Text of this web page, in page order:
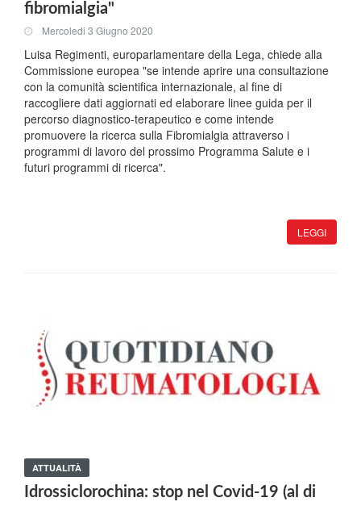
fibromialgia"
Mercoledi 3 Giugno 2020
Luisa Regimenti, europarlamentare della Lega, chiede alla
Commissione europea "se intende aprire una consultazione
con la comunità scientifica internazionale, al fine di
raccogliere dati aggiornati ed elaborare linee guida per il
percorso diagnostico-terapeutico e come intende
promuovere la ricerca sulla Fibromialgia attraverso i
programmi di lavoro del prossimo Programma Salute e i
futuri programmi di ricerca".
LEGGI
ATTUALITÀ
Idrossiclorochina: stop nel Covid-19 (al di